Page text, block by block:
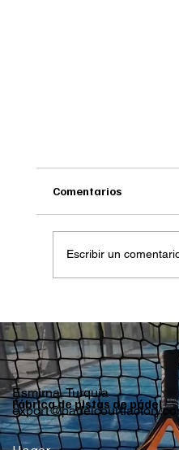
el próximo
categoría en
Comentarios
Escribir un
Esmirna, Turquía
Fábrica de pistas de pádel